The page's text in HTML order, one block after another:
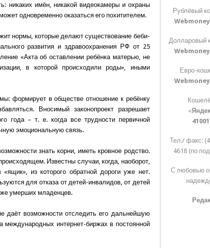
никаких имён, никакой видеокамеры и охраны
одновременно оказаться его похитителем.
нормы, которые делают существование беби-
развития и здравоохранения РФ от 25
«Акта об оставлении ребёнка матерью, не
в которой происходили роды», иными
формирует в обществе отношение к ребёнку
Вносимый законопроект разрешает
года – т. е. когда все трудности первичной
эмоциональную связь.
знать корни, иметь кровное родство.
Известны случаи, когда, наоборот,
из которого обратной дороги уже нет.
для отказа от детей-инвалидов, от детей
умерших младенцев.
даёт возможности отследить его дальнейшую
международных интернет-биржах в постоянной
Рублёвый
Долларовый
Евро-
«
Тел./ факс:
4618 (по
С любовью о